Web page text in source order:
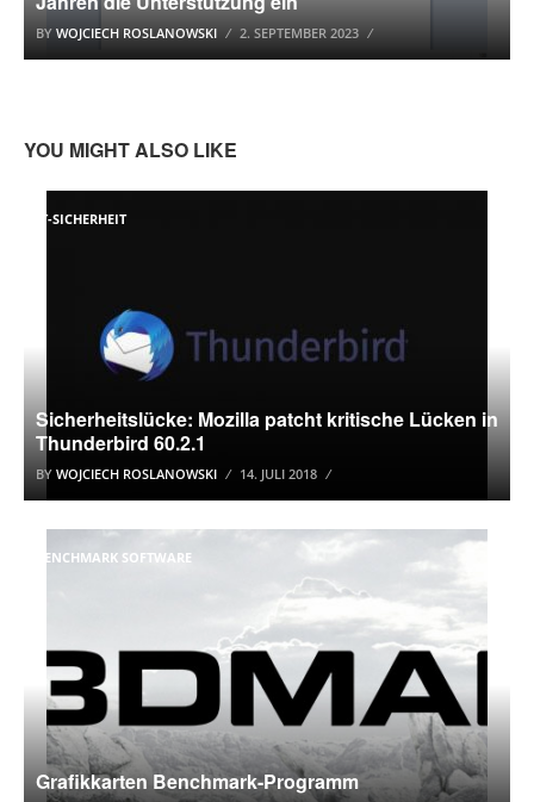
BY WOJCIECH ROSLANOWSKI 2. SEPTEMBER 2023
YOU MIGHT ALSO LIKE
IT-SICHERHEIT
Sicherheitslücke: Mozilla patcht kritische Lücken in
Thunderbird 60.2.1
BY WOJCIECH ROSLANOWSKI 14. JULI 2018
BENCHMARK SOFTWARE
Grafikkarten Benchmark-Programm